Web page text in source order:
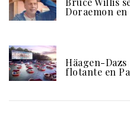
Doraemon
Häagen-
flotante en